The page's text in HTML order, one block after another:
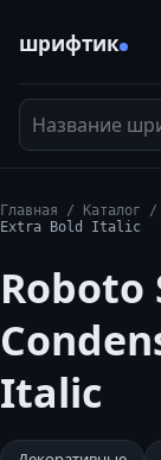
шрифтик
Название
Главная / Каталог /
Extra Bold Italic
Roboto
Italic